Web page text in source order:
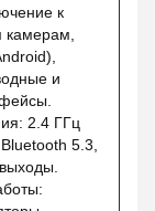
к
камерам,
и
2.4 ГГц
5.3,